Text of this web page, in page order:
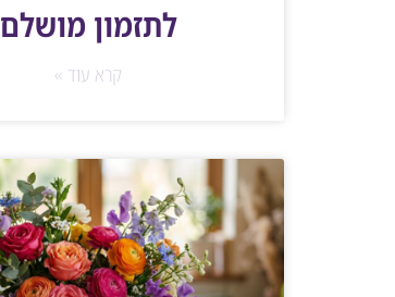
לתזמון מושלם
קרא עוד »